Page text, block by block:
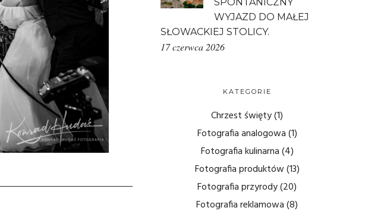
WYJAZD DO MAŁEJ
SŁOWACKIEJ STOLICY.
17 czerwca 2026
KATEGORIE
Chrzest święty(1)
Fotografia analogowa(1)
Fotografia kulinarna(4)
Fotografia produktów(13)
Fotografia przyrody(20)
Fotografia reklamowa(8)